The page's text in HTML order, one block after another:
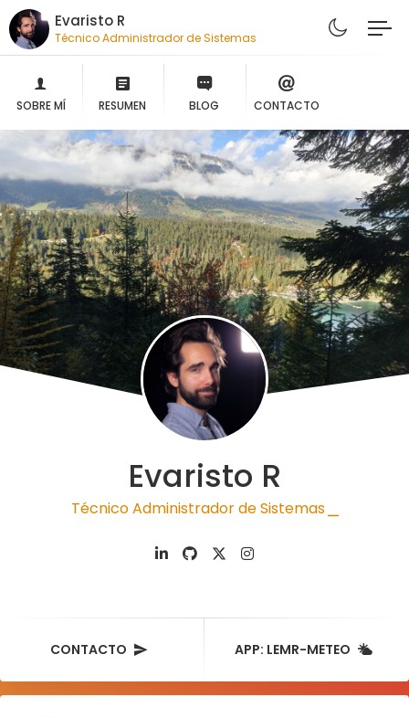
Evaristo R
Técnico Administrador de Sistemas
SOBRE MÍ RESUMEN BLOG CONTACTO
Evaristo R
Técnico Administrador de Sistemas |
CONTACTO APP: LEMR-METEO